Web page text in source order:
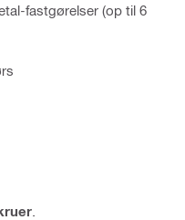
fastgørelser (op til 6